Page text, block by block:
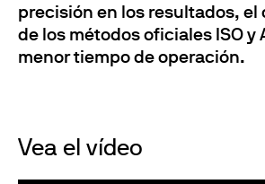
precisión en los resultados,
de los métodos oficiales ISO y
menor tiempo de operación.
Vea el vídeo